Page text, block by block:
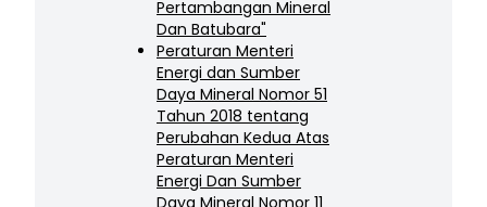
Pertambangan Mineral
Dan Batubara"
Peraturan Menteri
Energi dan Sumber
Daya Mineral Nomor 51
Tahun 2018 tentang
Perubahan Kedua Atas
Peraturan Menteri
Energi Dan Sumber
Daya Mineral Nomor 11